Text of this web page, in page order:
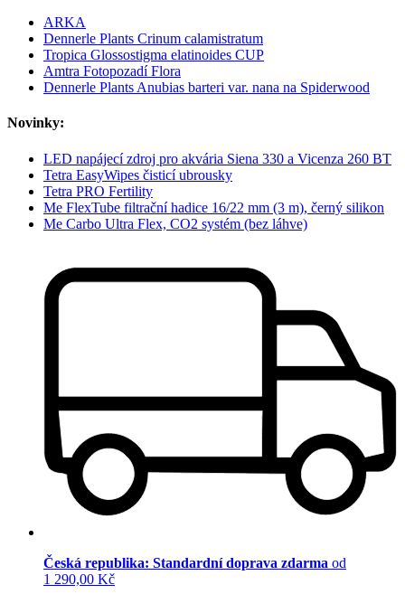
ARKA
Dennerle Plants Crinum calamistratum
Tropica Glossostigma elatinoides CUP
Amtra Fotopozadí Flora
Dennerle Plants Anubias barteri var. nana na Spiderwood
Novinky:
LED napájecí zdroj pro akvária Siena 330 a Vicenza 260 BT
Tetra EasyWipes čisticí ubrousky
Tetra PRO Fertility
Me FlexTube filtrační hadice 16/22 mm (3 m), černý silikon
Me Carbo Ultra Flex, CO2 systém (bez láhve)
Česká republika: Standardní doprava zdarma od
1 290,00 Kč